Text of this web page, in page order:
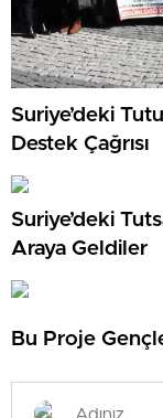
Suriye’deki
Destek Çağrısı
Suriye’deki
Araya Geldiler
Bu Proje